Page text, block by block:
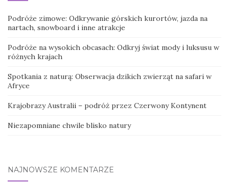
Podróże zimowe: Odkrywanie górskich kurortów, jazda na
nartach, snowboard i inne atrakcje
Podróże na wysokich obcasach: Odkryj świat mody i luksusu w
różnych krajach
Spotkania z naturą: Obserwacja dzikich zwierząt na safari w
Afryce
Krajobrazy Australii – podróż przez Czerwony Kontynent
Niezapomniane chwile blisko natury
NAJNOWSZE KOMENTARZE